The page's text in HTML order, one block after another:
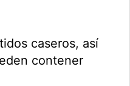
caseros, así
contener